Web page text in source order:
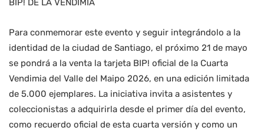
BIP! DE LA VENDIMIA
Para conmemorar este evento y seguir integrándolo a la
identidad de la ciudad de Santiago, el próximo 21 de mayo
se pondrá a la venta la tarjeta BIP! oficial de la Cuarta
Vendimia del Valle del Maipo 2026, en una edición limitada
de 5.000 ejemplares. La iniciativa invita a asistentes y
coleccionistas a adquirirla desde el primer día del evento,
como recuerdo oficial de esta cuarta versión y como un